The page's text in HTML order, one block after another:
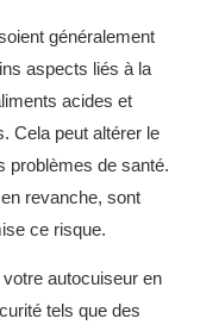
généralement
aspects liés à la
acides et
Cela peut altérer le
problèmes de santé.
revanche, sont
ce risque.
autocuiseur en
tels que des